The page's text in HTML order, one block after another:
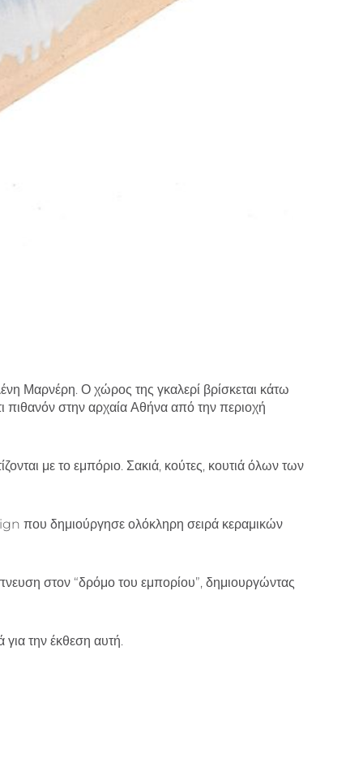
Μαρνέρη. Ο χώρος της γκαλερί βρίσκεται κάτω
στην αρχαία Αθήνα από την περιοχή
με το εμπόριο. Σακιά, κούτες, κουτιά όλων των
που δημιούργησε ολόκληρη σειρά κεραμικών
στον “δρόμο του εμπορίου”, δημιουργώντας
για την έκθεση αυτή.